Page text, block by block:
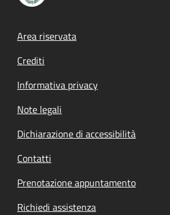
Footer menu
Area riservata
Crediti
Informativa privacy
Note legali
Dichiarazione di accessibilità
Contatti
Prenotazione appuntamento
Richiedi assistenza